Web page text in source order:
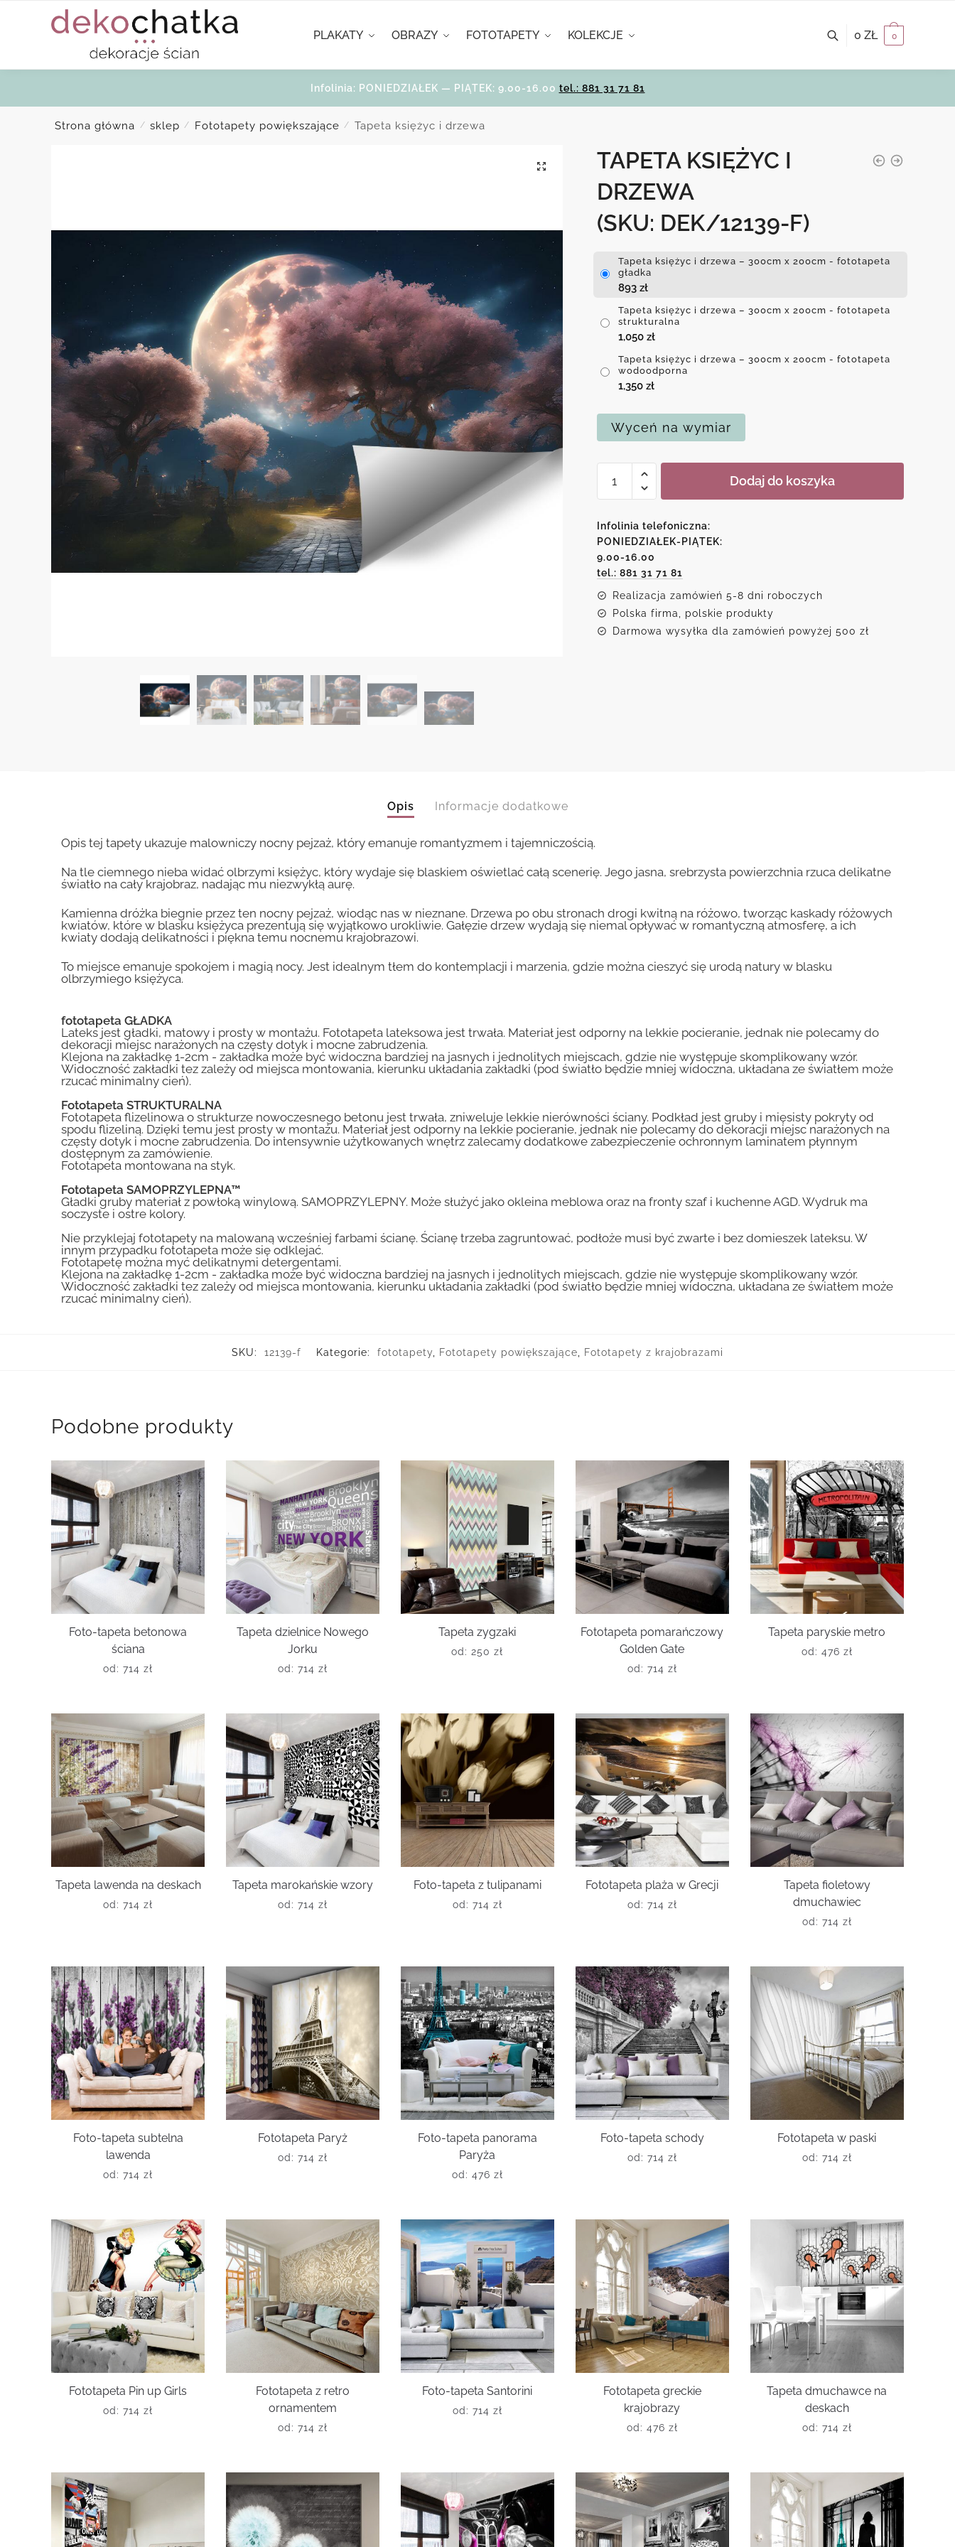
PLAKATY OBRAZY FOTOTAPETY KOLEKCJE 0 ZŁ 0
Infolinia: PONIEDZIAŁEK — PIĄTEK: 9.00-16.00 tel.: 881 31 71 81
Strona główna / sklep / Fototapety powiększające / Tapeta księżyc i drzewa
TAPETA KSIĘŻYC I
DRZEWA
(SKU: DEK/12139-F)
Tapeta księżyc i drzewa – 300cm x 200cm - fototapeta
gładka
893 zł
Tapeta księżyc i drzewa – 300cm x 200cm - fototapeta
strukturalna
1,050 zł
Tapeta księżyc i drzewa – 300cm x 200cm - fototapeta
wodoodporna
1,350 zł
Wyceń na wymiar
Tapeta
i
drzewa
Dodaj do koszyka
Infolinia telefoniczna:
PONIEDZIAŁEK-PIĄTEK:
9.00-16.00
tel.: 881 31 71 81
Realizacja zamówień 5-8 dni roboczych
Polska firma, polskie produkty
Darmowa wysyłka dla zamówień powyżej 500 zł
Opis Informacje dodatkowe
Opis tej tapety ukazuje malowniczy nocny pejzaż, który emanuje romantyzmem i tajemniczością.
Na tle ciemnego nieba widać olbrzymi księżyc, który wydaje się blaskiem oświetlać całą scenerię. Jego jasna, srebrzysta powierzchnia rzuca delikatne
światło na cały krajobraz, nadając mu niezwykłą aurę.
Kamienna dróżka biegnie przez ten nocny pejzaż, wiodąc nas w nieznane. Drzewa po obu stronach drogi kwitną na różowo, tworząc kaskady różowych
kwiatów, które w blasku księżyca prezentują się wyjątkowo urokliwie. Gałęzie drzew wydają się niemal opływać w romantyczną atmosferę, a ich
kwiaty dodają delikatności i piękna temu nocnemu krajobrazowi.
To miejsce emanuje spokojem i magią nocy. Jest idealnym tłem do kontemplacji i marzenia, gdzie można cieszyć się urodą natury w blasku
olbrzymiego księżyca.
fototapeta GŁADKA
Lateks jest gładki, matowy i prosty w montażu. Fototapeta lateksowa jest trwała. Materiał jest odporny na lekkie pocieranie, jednak nie polecamy do
dekoracji miejsc narażonych na częsty dotyk i mocne zabrudzenia.
Klejona na zakładkę 1-2cm - zakładka może być widoczna bardziej na jasnych i jednolitych miejscach, gdzie nie występuje skomplikowany wzór.
Widoczność zakładki tez zależy od miejsca montowania, kierunku układania zakładki (pod światło będzie mniej widoczna, układana ze światłem może
rzucać minimalny cień).
Fototapeta STRUKTURALNA
Fototapeta flizelinowa o strukturze nowoczesnego betonu jest trwała, zniweluje lekkie nierówności ściany. Podkład jest gruby i mięsisty pokryty od
spodu flizeliną. Dzięki temu jest prosty w montażu. Materiał jest odporny na lekkie pocieranie, jednak nie polecamy do dekoracji miejsc narażonych na
częsty dotyk i mocne zabrudzenia. Do intensywnie użytkowanych wnętrz zalecamy dodatkowe zabezpieczenie ochronnym laminatem płynnym
dostępnym za zamówienie.
Fototapeta montowana na styk.
Fototapeta SAMOPRZYLEPNA™
Gładki gruby materiał z powłoką winylową. SAMOPRZYLEPNY. Może służyć jako okleina meblowa oraz na fronty szaf i kuchenne AGD. Wydruk ma
soczyste i ostre kolory.
Nie przyklejaj fototapety na malowaną wcześniej farbami ścianę. Ścianę trzeba zagruntować, podłoże musi być zwarte i bez domieszek lateksu. W
innym przypadku fototapeta może się odklejać.
Fototapetę można myć delikatnymi detergentami.
Klejona na zakładkę 1-2cm - zakładka może być widoczna bardziej na jasnych i jednolitych miejscach, gdzie nie występuje skomplikowany wzór.
Widoczność zakładki tez zależy od miejsca montowania, kierunku układania zakładki (pod światło będzie mniej widoczna, układana ze światłem może
rzucać minimalny cień).
SKU: 12139-f Kategorie: fototapety, Fototapety powiększające, Fototapety z krajobrazami
Podobne produkty
Foto-tapeta betonowa
ściana
od: 714 zł
Tapeta dzielnice Nowego
Jorku
od: 714 zł
Tapeta zygzaki
od:250zł
Fototapeta pomarańczowy
Golden Gate
od: 714 zł
Tapeta paryskie metro
od: 476 zł
Tapeta lawenda na deskach
od: 714 zł
Tapeta marokańskie wzory
od: 714 zł
Foto-tapeta z tulipanami
od: 714 zł
Fototapeta plaża w Grecji
od: 714 zł
Tapeta fioletowy
dmuchawiec
od: 714 zł
Foto-tapeta subtelna
lawenda
od: 714 zł
Fototapeta Paryż
od: 714 zł
Foto-tapeta panorama
Paryża
od: 476 zł
Foto-tapeta schody
od: 714 zł
Fototapeta w paski
od: 714 zł
Fototapeta Pin up Girls
od: 714 zł
Fototapeta z retro
ornamentem
od: 714 zł
Foto-tapeta Santorini
od: 714 zł
Fototapeta greckie
krajobrazy
od: 476 zł
Tapeta dmuchawce na
deskach
od: 714 zł